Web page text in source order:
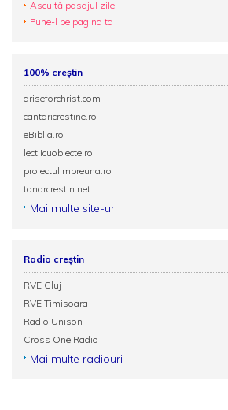
Ascultă pasajul zilei
Pune-l pe pagina ta
100% creștin
ariseforchrist.com
cantaricrestine.ro
eBiblia.ro
lectiicuobiecte.ro
proiectulimpreuna.ro
tanarcrestin.net
Mai multe site-uri
Radio creștin
RVE Cluj
RVE Timisoara
Radio Unison
Cross One Radio
Mai multe radiouri